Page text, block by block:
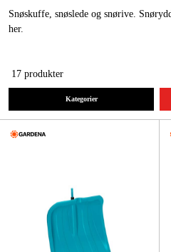
Danmark
Deutschland
Garasje og verksted
Arbeidsklær og beskyttelse
Elektro og bygg
Skog og hage
Kampanjer
Varemerker
Snøskuffe, snøslede og snørive.
her.
17 produkter
Kategorier